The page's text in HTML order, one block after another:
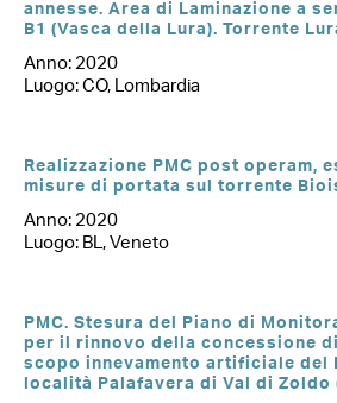
annesse. Area di Laminazione a
B1 (Vasca della Lura). Torrente
Anno: 2020
Luogo: CO, Lombardia
Realizzazione PMC post operam,
misure di portata sul torrente
Anno: 2020
Luogo: BL, Veneto
PMC. Stesura del Piano di
per il rinnovo della concessione
scopo innevamento artificiale del
località Palafavera di Val di Zoldo